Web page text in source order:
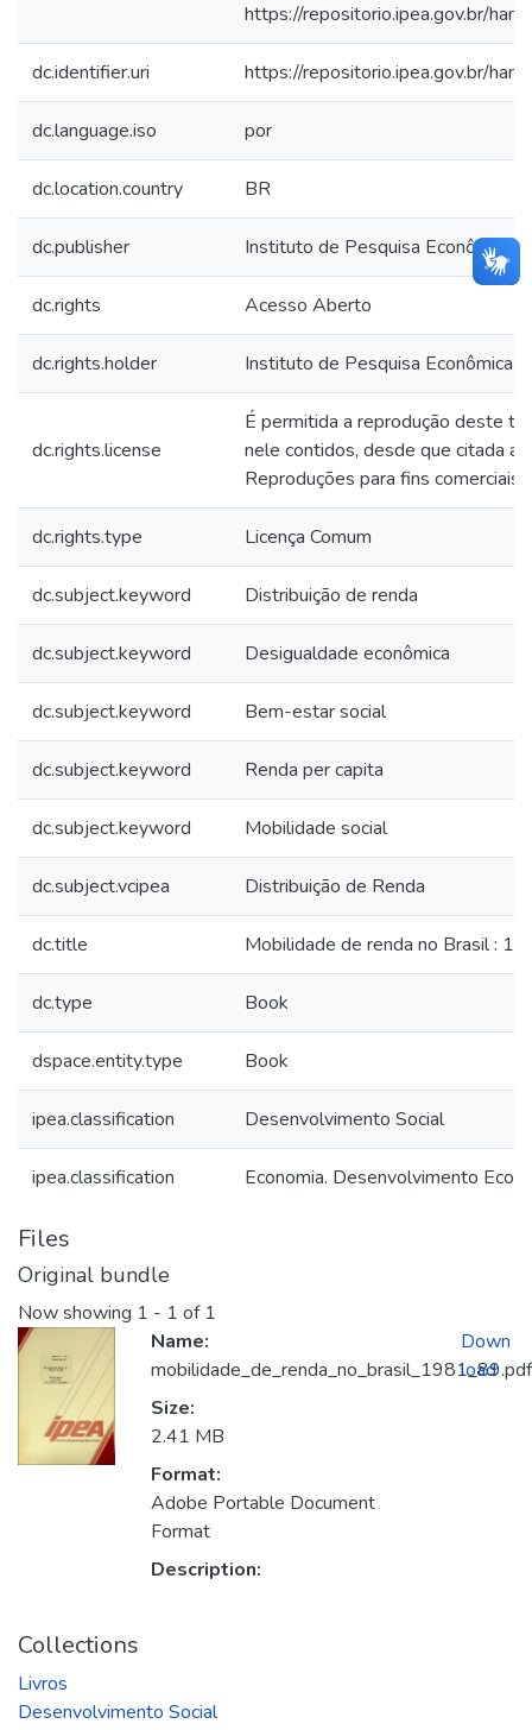
https://repositorio.ipea.gov.br/
dc.identifier.uri https://repositorio.ipea.gov.br/
dc.language.iso por
dc.location.country BR
dc.publisher Instituto de Pesquisa Econômica
dc.rights Acesso Aberto
dc.rights.holder Instituto de Pesquisa Econômica
dc.rights.license
É permitida a reprodução deste
nele contidos, desde que citada a
Reproduções para fins comerciais
dc.rights.type Licença Comum
dc.subject.keyword Distribuição de renda
dc.subject.keyword Desigualdade econômica
dc.subject.keyword Bem-estar social
dc.subject.keyword Renda per capita
dc.subject.keyword Mobilidade social
dc.subject.vcipea Distribuição de Renda
dc.title Mobilidade de renda no Brasil :
dc.type Book
dspace.entity.type Book
ipea.classification Desenvolvimento Social
ipea.classification Economia. Desenvolvimento
Files
Original bundle
Now showing 1 - 1 of 1
Name:
mobilidade_de_renda_no_brasil_1981_89.pdf
Size:
2.41 MB
Format:
Adobe Portable Document
Format
Description:
Down
load
Collections
Livros
Desenvolvimento Social